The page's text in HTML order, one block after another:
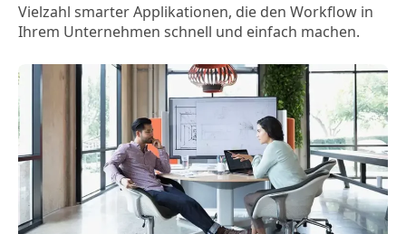
Vielzahl smarter Applikationen, die den Workflow in
Ihrem Unternehmen schnell und einfach machen.